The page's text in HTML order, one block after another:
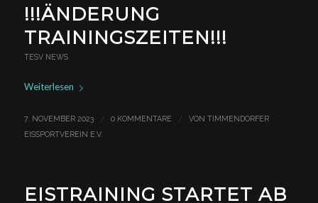
!!!ÄNDERUNG
TRAININGSZEITEN!!!
TESV NEWS
Weiterlesen
7. NOVEMBER 2023 / 0 KOMMENTARE / VON TIMMENDORFER
EISSPORTVEREIN E.V.
EISTRAINING STARTET AB